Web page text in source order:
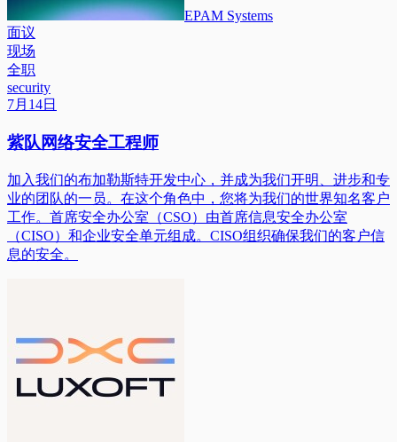
EPAM Systems
面议
现场
全职
security
7月14日
紫队网络安全工程师
加入我们的布加勒斯特开发中心，并成为我们开明、进步和专
业的团队的一员。在这个角色中，您将为我们的世界知名客户
工作。首席安全办公室（CSO）由首席信息安全办公室
（CISO）和企业安全单元组成。CISO组织确保我们的客户信
息的安全。